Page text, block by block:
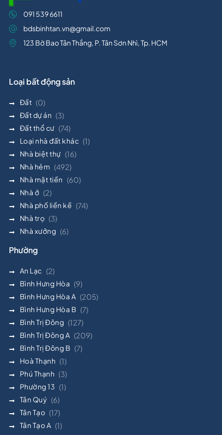
091 539 6611
bdsbinhtan.vn@gmail.com
123 Bờ Bao Tân Thắng, P. Tân Sơn Nhì, Tp. HCM
Loại bất động sản
Đất (0)
Đất dự án (3)
Đất thổ cư (74)
Loại nhà đất khác (1)
Nhà biệt thự (16)
Nhà hẻm (492)
Nhà mặt tiền (60)
Nhà ở (2)
Nhà phố liền kề (74)
Nhà trọ (3)
Nhà xưởng (6)
Phường
An Lạc (2)
Bình Hưng Hòa (9)
Bình Hưng Hòa A (205)
Bình Hưng Hòa B (7)
Bình Trị Đông (127)
Bình Trị Đông A (209)
Bình Trị Đông B (7)
Hoà Thạnh (1)
Phú Thạnh (3)
Phường 13 (1)
Tân Quý (6)
Tân Tạo (17)
Tân Tạo A (1)